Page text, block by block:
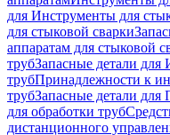
для Инструменты для
для стыковой сварки
аппаратам для стыковой
трубЗапасные детали для
трубПринадлежности к
трубЗапасные детали
для обработки труб
дистанционного